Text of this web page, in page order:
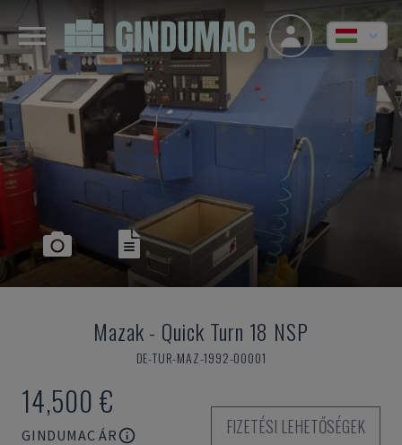
Mazak- Quick Turn 18 NSP
DE-TUR-MAZ-1992-00001
14,500 €
GINDUMAC ÁR
FIZETÉSI LEHETŐSÉGEK